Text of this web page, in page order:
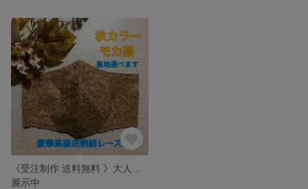
展示中